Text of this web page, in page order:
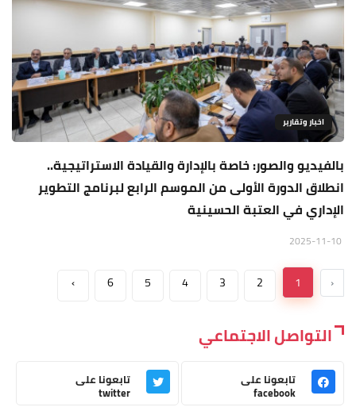
اخبار وتقارير
بالفيديو والصور: خاصة بالإدارة والقيادة الاستراتيجية..
انطلاق الدورة الأولى من الموسم الرابع لبرنامج التطوير
الإداري في العتبة الحسينية
‹
1
2
3
4
5
6
›
التواصل الاجتماعي
تابعونا على
facebook
تابعونا على
twitter